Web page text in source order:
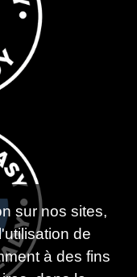
sur nos sites,
de
à des fins